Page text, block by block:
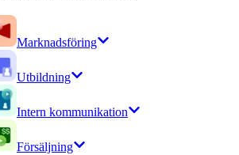
Marknadsföring
Utbildning
Intern kommunikation
Försäljning